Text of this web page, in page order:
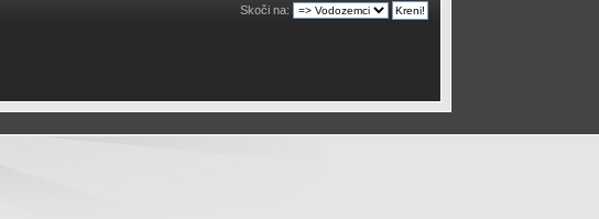
Skoči na: